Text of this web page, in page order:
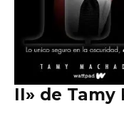
II» de Tamy